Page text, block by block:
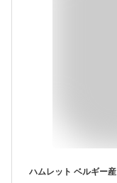
ハムレット ベルギー